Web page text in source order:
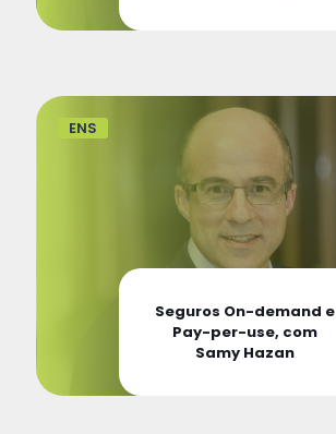
ENS
Seguros On-demand e
Pay-per-use, com
Samy Hazan